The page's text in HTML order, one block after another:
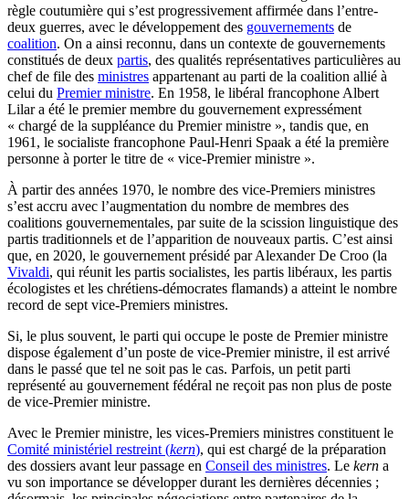
règle coutumière qui s’est progressivement affirmée dans l’entre-
deux guerres, avec le développement des gouvernements de
coalition. On a ainsi reconnu, dans un contexte de gouvernements
constitués de deux partis, des qualités représentatives particulières au
chef de file des ministres appartenant au parti de la coalition allié à
celui du Premier ministre. En 1958, le libéral francophone Albert
Lilar a été le premier membre du gouvernement expressément
« chargé de la suppléance du Premier ministre », tandis que, en
1961, le socialiste francophone Paul-Henri Spaak a été la première
personne à porter le titre de « vice-Premier ministre ».
À partir des années 1970, le nombre des vice-Premiers ministres
s’est accru avec l’augmentation du nombre de membres des
coalitions gouvernementales, par suite de la scission linguistique des
partis traditionnels et de l’apparition de nouveaux partis. C’est ainsi
que, en 2020, le gouvernement présidé par Alexander De Croo (la
Vivaldi, qui réunit les partis socialistes, les partis libéraux, les partis
écologistes et les chrétiens-démocrates flamands) a atteint le nombre
record de sept vice-Premiers ministres.
Si, le plus souvent, le parti qui occupe le poste de Premier ministre
dispose également d’un poste de vice-Premier ministre, il est arrivé
dans le passé que tel ne soit pas le cas. Parfois, un petit parti
représenté au gouvernement fédéral ne reçoit pas non plus de poste
de vice-Premier ministre.
Avec le Premier ministre, les vices-Premiers ministres constituent le
Comité ministériel restreint (kern), qui est chargé de la préparation
des dossiers avant leur passage en Conseil des ministres. Le kern a
vu son importance se développer durant les dernières décennies ;